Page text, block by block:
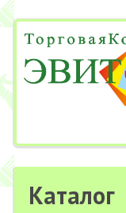
Каталог